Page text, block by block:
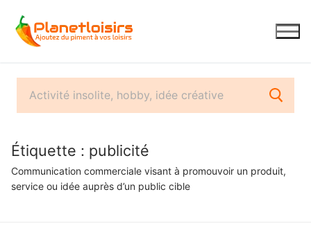
contenu
Étiquette : publicité
Communication commerciale visant à promouvoir un produit,
service ou idée auprès d’un public cible